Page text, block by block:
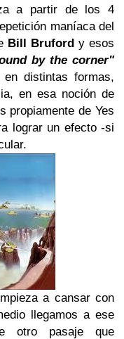
a partir de los 4
maníaca del
Bill Brufordy esos
by the corner"
distintas formas,
en esa noción de
propiamente de Yes
lograr un efecto -si
a cansar con
llegamos a ese
otro pasaje que